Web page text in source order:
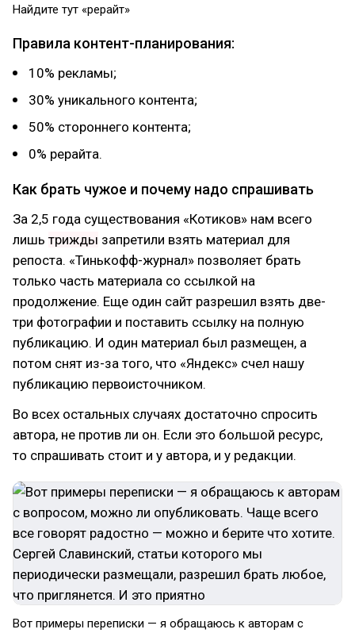
Найдите тут «рерайт»
Правила контент-планирования:
10% рекламы;
30% уникального контента;
50% стороннего контента;
0% рерайта.
Как брать чужое и почему надо спрашивать
За 2,5 года существования «Котиков» нам всего
лишь трижды запретили взять материал для
репоста. «Тинькофф-журнал» позволяет брать
только часть материала со ссылкой на
продолжение. Еще один сайт разрешил взять две-
три фотографии и поставить ссылку на полную
публикацию. И один материал был размещен, а
потом снят из-за того, что «Яндекс» счел нашу
публикацию первоисточником.
Во всех остальных случаях достаточно спросить
автора, не против ли он. Если это большой ресурс,
то спрашивать стоит и у автора, и у редакции.
Вот примеры переписки — я обращаюсь к авторам с